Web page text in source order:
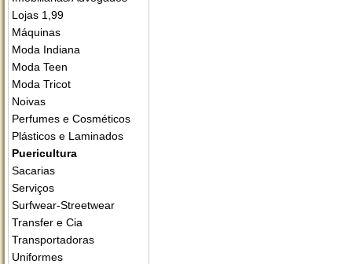
Lojas 1,99
Máquinas
Moda Indiana
Moda Teen
Moda Tricot
Noivas
Perfumes e Cosméticos
Plásticos e Laminados
Puericultura
Sacarias
Serviços
Surfwear-Streetwear
Transfer e Cia
Transportadoras
Uniformes